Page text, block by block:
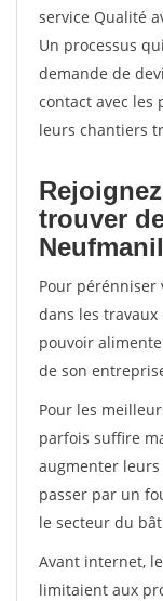
service Qualité
Un processus
demande de
contact avec
leurs chantiers
trouver
Neufmanil
Pour
dans les
pouvoir
de son
Pour les
parfois suffire
augmenter
passer par un
le secteur du
Avant internet,
limitaient aux